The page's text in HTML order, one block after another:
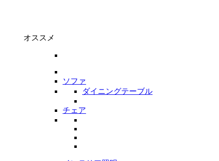
オススメ
ソファ
ダイニングテーブル
チェア